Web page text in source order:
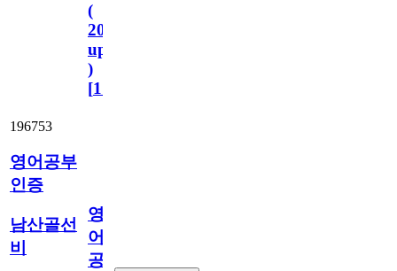
(
2023.11.1
update
)
[110
196753
영어공부
인증
남산골선
비
영
어
공